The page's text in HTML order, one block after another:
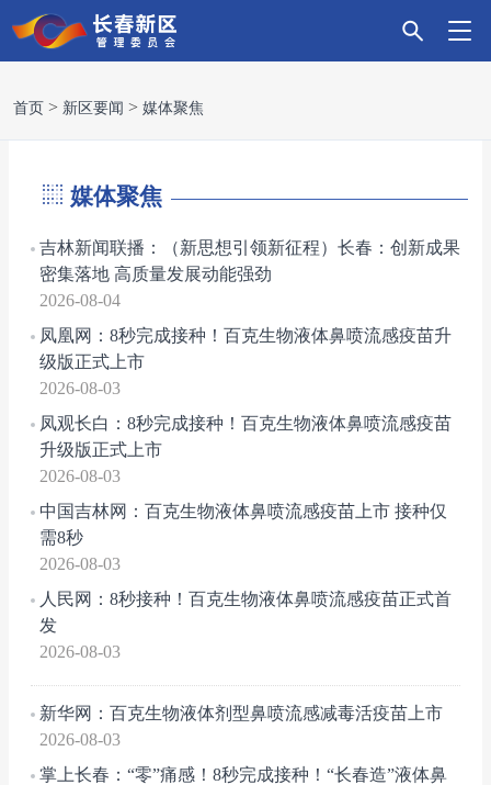
首 新
闻
政
务
主
业 新
首页 新区要闻 媒体聚焦
媒体聚焦
吉林新闻联播：（新思想引领新征程）长春：创新成果
密集落地 高质量发展动能强劲
2026-08-04
凤凰网：8秒完成接种！百克生物液体鼻喷流感疫苗升
级版正式上市
2026-08-03
凤观长白：8秒完成接种！百克生物液体鼻喷流感疫苗
升级版正式上市
2026-08-03
中国吉林网：百克生物液体鼻喷流感疫苗上市 接种仅
需8秒
2026-08-03
人民网：8秒接种！百克生物液体鼻喷流感疫苗正式首
发
2026-08-03
新华网：百克生物液体剂型鼻喷流感减毒活疫苗上市
2026-08-03
掌上长春：“零”痛感！8秒完成接种！“长春造”液体鼻